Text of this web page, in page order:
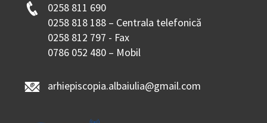
0258 811 690
0258 818 188 – Centrala telefonică
0258 812 797 - Fax
0786 052 480 – Mobil
arhiepiscopia.albaiulia@gmail.com